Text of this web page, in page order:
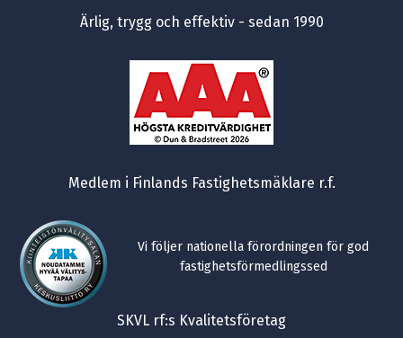
Ärlig, trygg och effektiv - sedan 1990
Medlem i Finlands Fastighetsmäklare r.f.
Vi följer nationella förordningen för god
fastighetsförmedlingssed
SKVL rf:s Kvalitetsföretag